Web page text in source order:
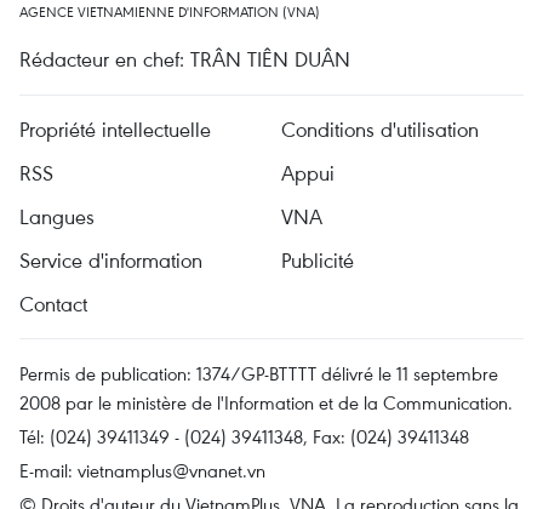
AGENCE VIETNAMIENNE D'INFORMATION (VNA)
Rédacteur en chef: TRÂN TIÊN DUÂN
Propriété intellectuelle
Conditions d'utilisation
RSS
Appui
Langues
VNA
Service d'information
Publicité
Contact
Permis de publication: 1374/GP-BTTTT délivré le 11 septembre
2008 par le ministère de l'Information et de la Communication.
Tél: (024) 39411349 - (024) 39411348, Fax: (024) 39411348
E-mail: vietnamplus@vnanet.vn
© Droits d'auteur du VietnamPlus, VNA. La reproduction sans la